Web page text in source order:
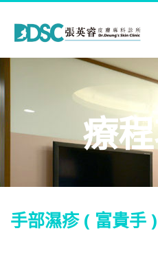
療
手部濕疹 ( 富貴手 )